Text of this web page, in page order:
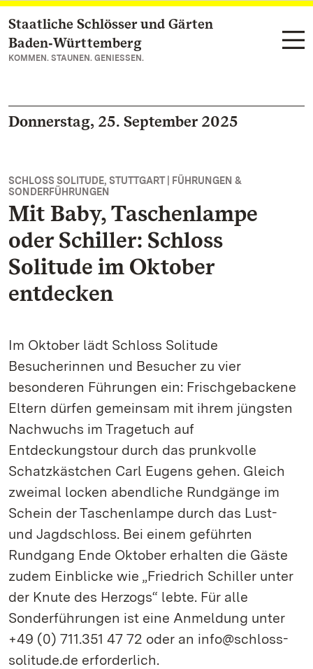
Zum Hauptinhalt springen
Staatliche Schlösser und Gärten
Baden‑Württemberg
KOMMEN. STAUNEN. GENIESSEN.
Donnerstag, 25. September 2025
SCHLOSS SOLITUDE, STUTTGART | FÜHRUNGEN &
SONDERFÜHRUNGEN
Mit Baby, Taschenlampe
oder Schiller: Schloss
Solitude im Oktober
entdecken
Im Oktober lädt Schloss Solitude
Besucherinnen und Besucher zu vier
besonderen Führungen ein: Frischgebackene
Eltern dürfen gemeinsam mit ihrem jüngsten
Nachwuchs im Tragetuch auf
Entdeckungstour durch das prunkvolle
Schatzkästchen Carl Eugens gehen. Gleich
zweimal locken abendliche Rundgänge im
Schein der Taschenlampe durch das Lust-
und Jagdschloss. Bei einem geführten
Rundgang Ende Oktober erhalten die Gäste
zudem Einblicke wie „Friedrich Schiller unter
der Knute des Herzogs“ lebte. Für alle
Sonderführungen ist eine Anmeldung unter
+49 (0) 711.351 47 72 oder an info@schloss-
solitude.de erforderlich.